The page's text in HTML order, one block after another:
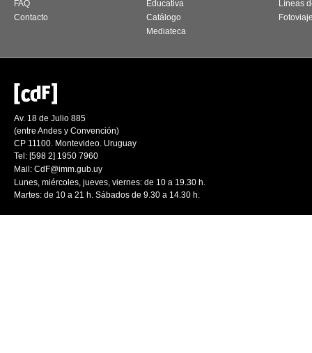
FAQ
Contacto
Educativa
Catálogo
Mediateca
Líneas
Av. 18 de Julio 885
(entre Andes y Convención)
CP 11100. Montevideo. Uruguay
Tel: [598 2] 1950 7960
Mail: CdF@imm.gub.uy
Lunes, miércoles, jueves, viernes: de 10 a 19.30 h.
Martes: de 10 a 21 h. Sábados de 9.30 a 14.30 h.